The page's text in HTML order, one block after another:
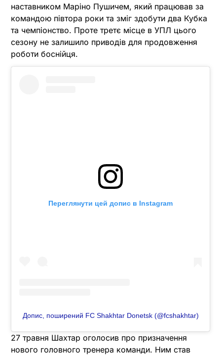
наставником Маріно Пушичем, який працював за
командою півтора роки та зміг здобути два Кубка
та чемпіонство. Проте третє місце в УПЛ цього
сезону не залишило приводів для продовження
роботи боснійця.
Переглянути цей допис в Instagram
Допис, поширений FC Shakhtar Donetsk (@fcshakhtar)
27 травня Шахтар оголосив про призначення
нового головного тренера команди. Ним став